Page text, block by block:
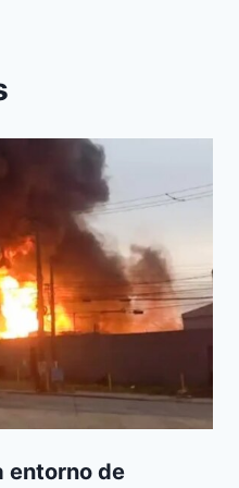
entorno de